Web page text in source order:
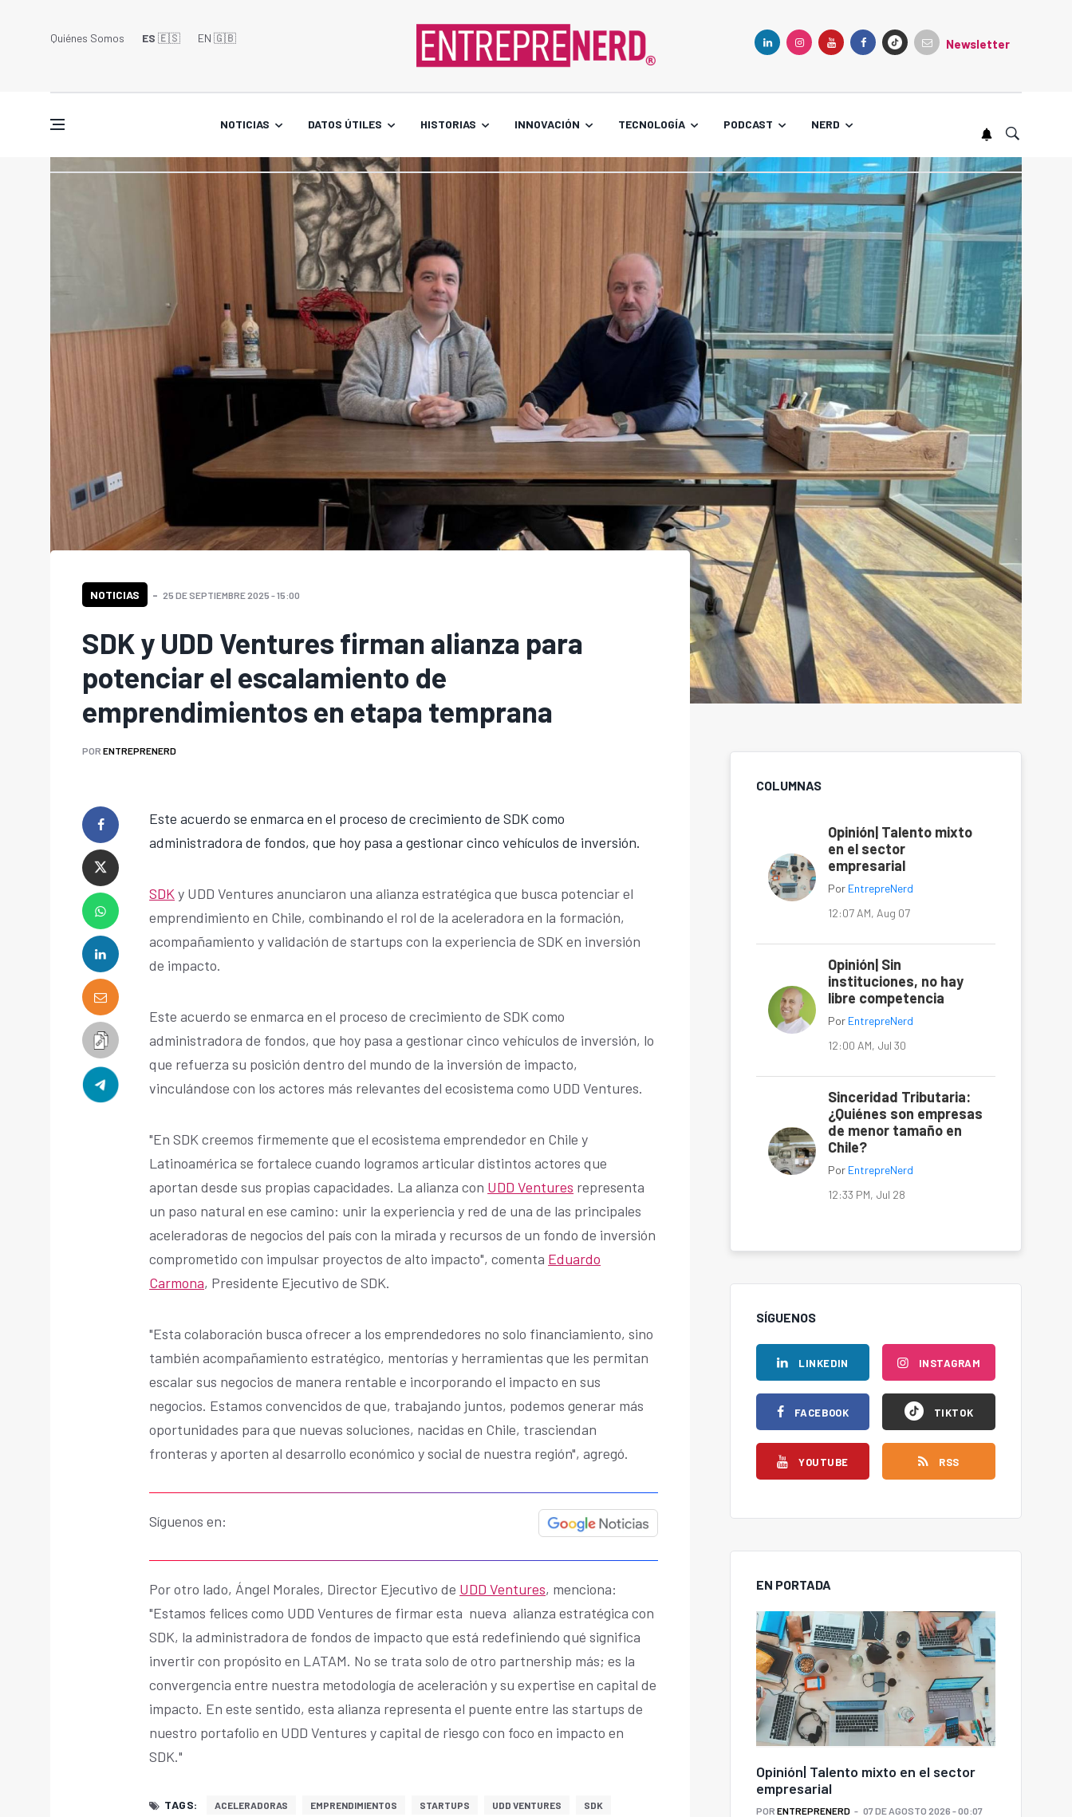
Quiénes Somos ES 🇪🇸 EN 🇬🇧󠁢󠁥󠁮󠁧󠁿 Newsletter
NOTICIAS DATOS ÚTILES HISTORIAS INNOVACIÓN TECNOLOGÍA PODCAST NERD
NOTICIAS 25 DE SEPTIEMBRE 2025 - 15:00
SDK y UDD Ventures firman alianza para
potenciar el escalamiento de
emprendimientos en etapa temprana
POR ENTREPRENERD
Este acuerdo se enmarca en el proceso de crecimiento de SDK como
administradora de fondos, que hoy pasa a gestionar cinco vehículos de inversión.
SDK y UDD Ventures anunciaron una alianza estratégica que busca potenciar el
emprendimiento en Chile, combinando el rol de la aceleradora en la formación,
acompañamiento y validación de startups con la experiencia de SDK en inversión
de impacto.
Este acuerdo se enmarca en el proceso de crecimiento de SDK como
administradora de fondos, que hoy pasa a gestionar cinco vehículos de inversión, lo
que refuerza su posición dentro del mundo de la inversión de impacto,
vinculándose con los actores más relevantes del ecosistema como UDD Ventures.
"En SDK creemos firmemente que el ecosistema emprendedor en Chile y
Latinoamérica se fortalece cuando logramos articular distintos actores que
aportan desde sus propias capacidades. La alianza con UDD Ventures representa
un paso natural en ese camino: unir la experiencia y red de una de las principales
aceleradoras de negocios del país con la mirada y recursos de un fondo de inversión
comprometido con impulsar proyectos de alto impacto", comenta Eduardo
Carmona, Presidente Ejecutivo de SDK.
"Esta colaboración busca ofrecer a los emprendedores no solo financiamiento, sino
también acompañamiento estratégico, mentorías y herramientas que les permitan
escalar sus negocios de manera rentable e incorporando el impacto en sus
negocios. Estamos convencidos de que, trabajando juntos, podemos generar más
oportunidades para que nuevas soluciones, nacidas en Chile, trasciendan
fronteras y aporten al desarrollo económico y social de nuestra región", agregó.
Síguenos en:
Por otro lado, Ángel Morales, Director Ejecutivo de UDD Ventures, menciona:
"Estamos felices como UDD Ventures de firmar esta nueva alianza estratégica con
SDK, la administradora de fondos de impacto que está redefiniendo qué significa
invertir con propósito en LATAM. No se trata solo de otro partnership más; es la
convergencia entre nuestra metodología de aceleración y su expertise en capital de
impacto. En este sentido, esta alianza representa el puente entre las startups de
nuestro portafolio en UDD Ventures y capital de riesgo con foco en impacto en
SDK."
TAGS: ACELERADORAS EMPRENDIMIENTOS STARTUPS UDD VENTURES SDK
COLUMNAS
Opinión| Talento mixto
en el sector
empresarial
Por EntrepreNerd
12:07 AM, Aug 07
Opinión| Sin
instituciones, no hay
libre competencia
Por EntrepreNerd
12:00 AM, Jul 30
Sinceridad Tributaria:
¿Quiénes son empresas
de menor tamaño en
Chile?
Por EntrepreNerd
12:33 PM, Jul 28
SÍGUENOS
LINKEDIN
FACEBOOK
YOUTUBE
INSTAGRAM
TIKTOK
RSS
EN PORTADA
Opinión| Talento mixto en el sector
empresarial
POR ENTREPRENERD 07 DE AGOSTO 2026 - 00:07